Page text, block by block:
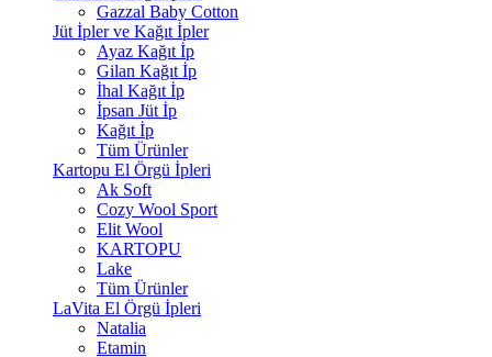
Gazzal Baby Cotton
Jüt İpler ve Kağıt İpler
Ayaz Kağıt İp
Gilan Kağıt İp
İhal Kağıt İp
İpsan Jüt İp
Kağıt İp
Tüm Ürünler
Kartopu El Örgü İpleri
Ak Soft
Cozy Wool Sport
Elit Wool
KARTOPU
Lake
Tüm Ürünler
LaVita El Örgü İpleri
Natalia
Etamin